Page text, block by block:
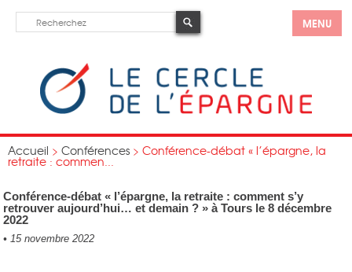
MENU
Accueil > Conférences > Conférence-débat « l’épargne, la
retraite : commen...
Conférence-débat « l’épargne, la retraite : comment s’y
retrouver aujourd’hui… et demain ? » à Tours le 8 décembre
2022
• 15 novembre 2022